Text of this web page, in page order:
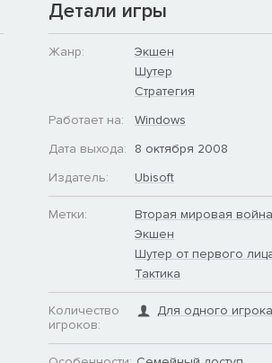
Детали игры
Жанр:
Экшен
Шутер
Стратегия
Работает на:
Windows
Дата выхода:
8 октября 2008
Издатель:
Ubisoft
Метки:
Вторая мировая война
Экшен
Шутер от первого
Тактика
Количество
игроков:
Для одного игрока